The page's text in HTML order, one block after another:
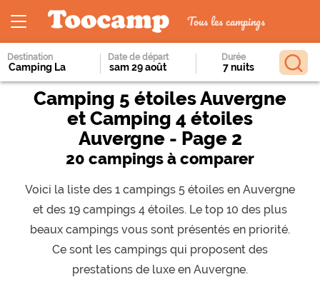
Tous les campings
Destination Date de départ Durée
Camping 5 étoiles Auvergne
et Camping 4 étoiles
Auvergne - Page 2
20 campings à comparer
Voici la liste des 1 campings 5 étoiles en Auvergne
et des 19 campings 4 étoiles. Le top 10 des plus
beaux campings vous sont présentés en priorité.
Ce sont les campings qui proposent des
prestations de luxe en Auvergne.